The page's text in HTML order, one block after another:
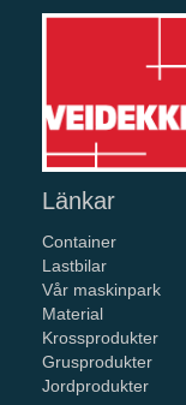
Länkar
Container
Lastbilar
Vår maskinpark
Material
Krossprodukter
Grusprodukter
Jordprodukter